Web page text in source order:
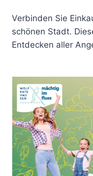
Verbinden Sie
schönen Stadt.
Entdecken aller